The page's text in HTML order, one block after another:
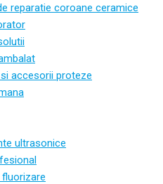
reparatie coroane ceramice
accesorii proteze
ultrasonice
fluorizare